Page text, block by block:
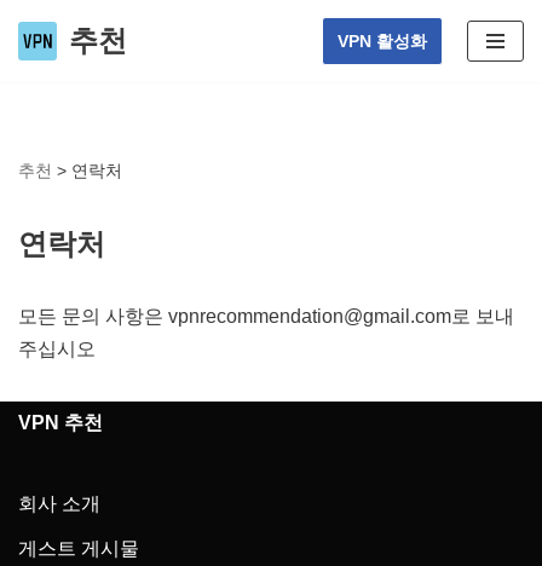
Skip
추천 VPN 활성화
추천 > 연락처
연락처
모든 문의 사항은 vpnrecommendation@gmail.com로 보내
주십시오
VPN 추천
회사 소개
게스트 게시물